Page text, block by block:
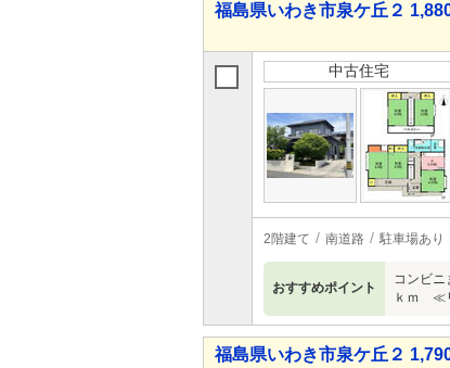
福島県いわき市泉ケ丘２
中古住宅
2階建て 南道路 駐車場あり
おすすめポイント
コンビ
ｋｍ ≪
福島県いわき市泉ケ丘２